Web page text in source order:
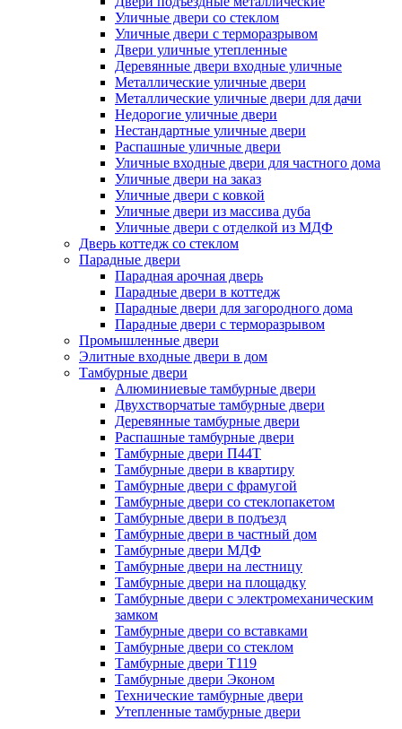
Уличные двери со стеклом
Уличные двери с терморазрывом
Двери уличные утепленные
Деревянные двери входные уличные
Металлические уличные двери
Металлические уличные двери для дачи
Недорогие уличные двери
Нестандартные уличные двери
Распашные уличные двери
Уличные входные двери для частного дома
Уличные двери на заказ
Уличные двери с ковкой
Уличные двери из массива дуба
Уличные двери с отделкой из МДФ
Дверь коттедж со стеклом
Парадные двери
Парадная арочная дверь
Парадные двери в коттедж
Парадные двери для загородного дома
Парадные двери с терморазрывом
Промышленные двери
Элитные входные двери в дом
Тамбурные двери
Алюминиевые тамбурные двери
Двухстворчатые тамбурные двери
Деревянные тамбурные двери
Распашные тамбурные двери
Тамбурные двери П44Т
Тамбурные двери в квартиру
Тамбурные двери с фрамугой
Тамбурные двери со стеклопакетом
Тамбурные двери в подъезд
Тамбурные двери в частный дом
Тамбурные двери МДФ
Тамбурные двери на лестницу
Тамбурные двери на площадку
Тамбурные двери с электромеханическим
замком
Тамбурные двери со вставками
Тамбурные двери со стеклом
Тамбурные двери Т119
Тамбурные двери Эконом
Технические тамбурные двери
Утепленные тамбурные двери